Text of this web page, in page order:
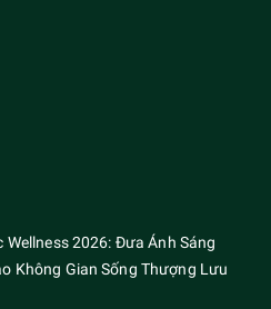
Wellness 2026: Đưa Ánh Sáng
Không Gian Sống Thượng Lưu